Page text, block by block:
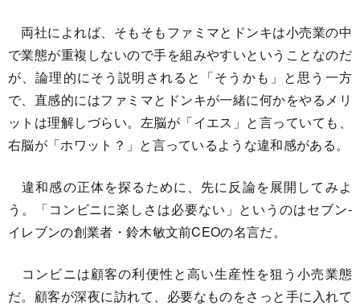
両社によれば、そもそもファミマとドンキは小売業の中
で業態が重複しないので手を組みやすいということなのだ
が、論理的にそう説明されると「そうかも」と思う一方
で、直感的にはファミマとドンキが一緒に何かをやるメリ
ットは理解しづらい。左脳が「イエス」と言っていても、
右脳が「ホワット？」と言っているような違和感がある。
違和感の正体を探るために、先に反論を展開してみよ
う。「コンビニに楽しさは必要ない」というのはセブン-
イレブンの創業者・鈴木敏文前CEOの名言だ。
コンビニは顧客の利便性と高い生産性を狙う小売業態
だ。顧客が深夜に訪れて、必要なものをさっと手に入れて